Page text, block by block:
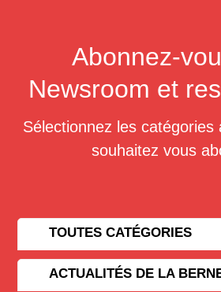
Abonnez-
Newsroom et
Sélectionnez les catégories
souhaitez vous
TOUTES CATÉGORIES
ACTUALITÉS DE LA